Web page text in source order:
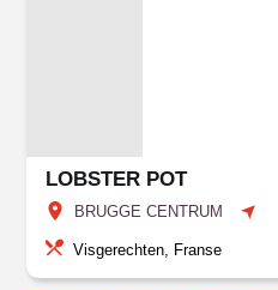
LOBSTER POT
BRUGGE CENTRUM
Visgerechten, Franse